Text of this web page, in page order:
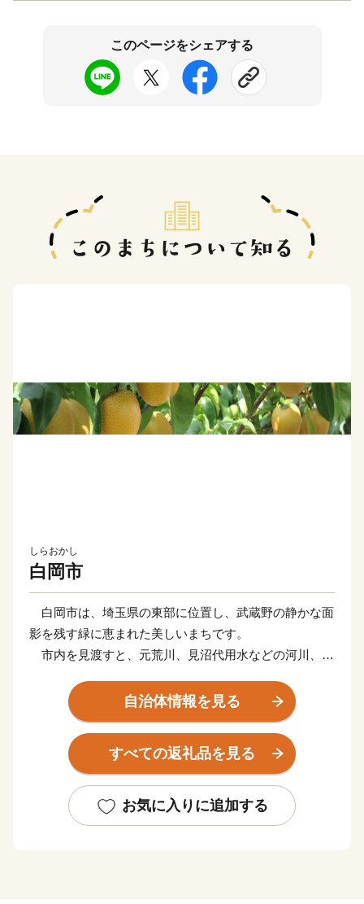
このページをシェアする
しらおかし
白岡市
白岡市は、埼玉県の東部に位置し、武蔵野の静かな面
影を残す緑に恵まれた美しいまちです。
市内を見渡すと、元荒川、見沼代用水などの河川、天
林、梨園、水田など、水と緑が織りなす風景があり、季
節を肌で感じることができるまちです。
皆様方からの寄附金は、子育て支援や高齢者福祉の充
実をはじめ、自然環境の保全、教育・文化・スポーツの
の生活未来都市」の実現への力強い支援となります。
賜りました善意は、必ず、白岡市の将来のために活か
自治体情報を見る
すべての返礼品を見る
お気に入りに追加する